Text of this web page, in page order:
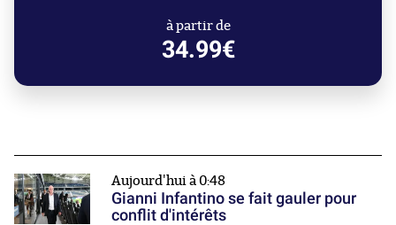
à partir de
34.99€
Aujourd'hui à 0:48
Gianni Infantino se fait gauler pour
conflit d'intérêts